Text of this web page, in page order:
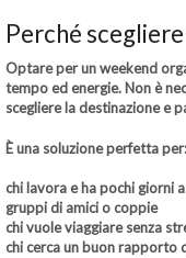
Perché
Optare per un weekend
tempo ed energie. Non è
scegliere la destinazione e
È una soluzione perfetta per:
chi lavora e ha pochi giorni
gruppi di amici o coppie
chi vuole viaggiare senza
chi cerca un buon rapporto